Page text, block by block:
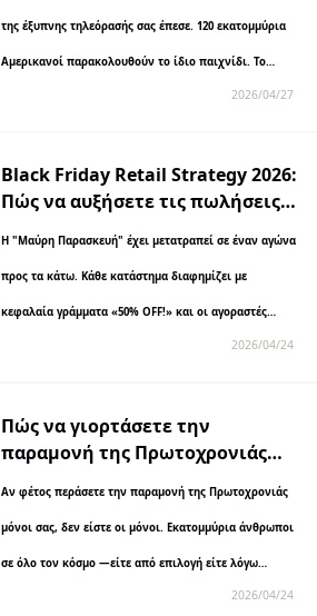
της έξυπνης τηλεόρασής σας έπεσε. 120 εκατομμύρια
Αμερικανοί παρακολουθούν το ίδιο παιχνίδι. Το
τηλέφωνό σας λειτουργεί, αλλά χρειάζεστε...2026/04/27
Black Friday Retail Strategy 2026:
Πώς να αυξήσετε τις πωλήσεις
περιθώρια κέρδους σας
Η "Μαύρη Παρασκευή" έχει μετατραπεί σε έναν αγώνα
προς τα κάτω. Κάθε κατάστημα διαφημίζει με
κεφαλαία γράμματα «50% OFF!» και οι αγοραστές
αναζητούν τη χαμηλότερη τιμή. Αλλά εδώ είναι το
2026/04/24
Πώς να γιορτάσετε την
παραμονή της Πρωτοχρονιάς
σημαντικοί τρόποι για να
χτυπήσετε τη χρονιά μόνοι σας
Αν φέτος περάσετε την παραμονή της Πρωτοχρονιάς
μόνοι σας, δεν είστε οι μόνοι. Εκατομμύρια άνθρωποι
σε όλο τον κόσμο —είτε από επιλογή είτε λόγω
περιστάσεων— υποδέχονται το 2027 μόνοι τους. Η
2026/04/24